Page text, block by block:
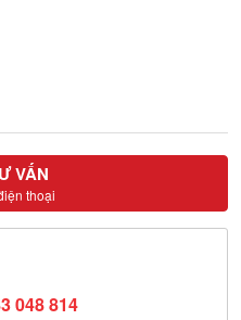
VẤN
thoại
048 814